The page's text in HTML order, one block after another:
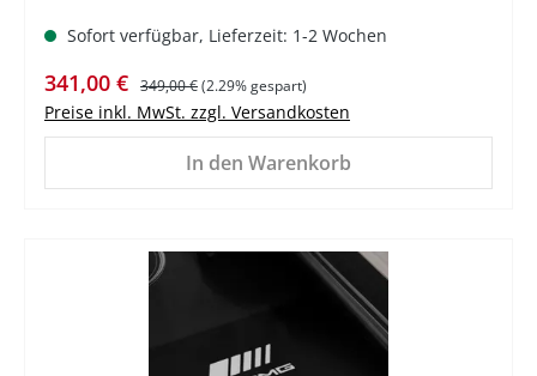
Sofort verfügbar, Lieferzeit: 1-2 Wochen
Verkaufspreis:
341,00 € Regulärer Preis:
349,00 €(2.29% gespart)
Preise inkl. MwSt. zzgl. Versandkosten
In den Warenkorb